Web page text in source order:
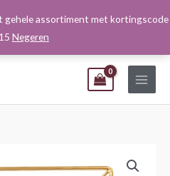
assortiment met kortingscode
Negeren